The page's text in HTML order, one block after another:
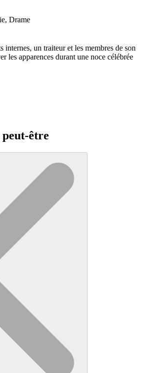
Drame
internes, un traiteur et les membres de son
les apparences durant une noce célébrée
peut-être